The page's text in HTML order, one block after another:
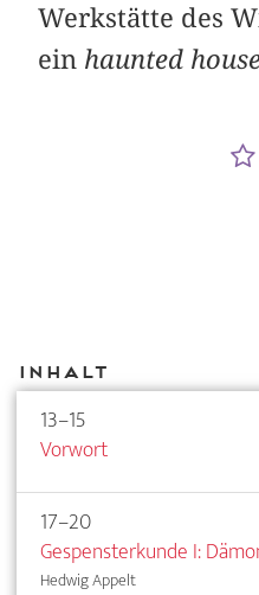
Werkstätte des
ein haunted
Inhalt
13–15
Vorwort
17–20
Gespensterkunde I:
Hedwig Appelt